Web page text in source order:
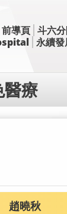
前導頁 斗六
永續發
醫療
趙曉秋